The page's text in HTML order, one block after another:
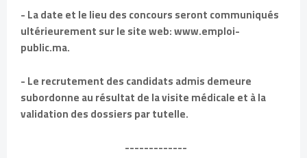
- La date et le lieu des concours seront communiqués
ultérieurement sur le site web: www.emploi-
public.ma.
- Le recrutement des candidats admis demeure
subordonne au résultat de la visite médicale et à la
validation des dossiers par tutelle.
-------------